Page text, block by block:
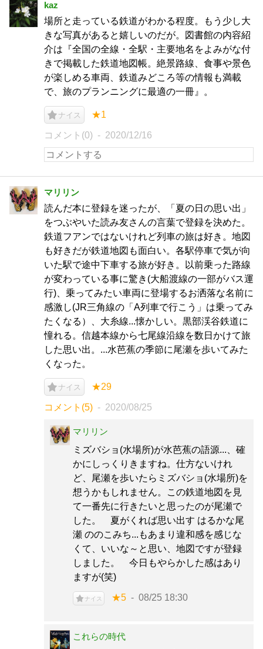
kaz
場所と走っている鉄道がわかる程度。もう少し大
きな写真があると嬉しいのだが。図書館の内容紹
介は『全国の全線・全駅・主要地名をよみがな付
きで掲載した鉄道地図帳。絶景路線、食事や景色
が楽しめる車両、鉄道みどころ等の情報も満載
で、旅のプランニングに最適の一冊』。
ナイス ★1
コメント(0) 2020/12/16
マリリン
読んだ本に登録を迷ったが、「夏の日の思い出」
をつぶやいた読み友さんの言葉で登録を決めた。
鉄道フアンではないけれど列車の旅は好き。地図
も好きだが鉄道地図も面白い。各駅停車で気が向
いた駅で途中下車する旅が好き。以前乗った路線
が変わっている事に驚き(大船渡線の一部がバス運
行)、乗ってみたい車両に登場するお洒落な名前に
感激し(JR三角線の「A列車で行こう」は乗ってみ
たくなる）、大糸線...懐かしい。黒部渓谷鉄道に
憧れる。信越本線から七尾線沿線を数日かけて旅
した思い出。...水芭蕉の季節に尾瀬を歩いてみた
くなった。
ナイス ★29
コメント(5) 2020/08/25
マリリン
ミズバショ(水場所)が水芭蕉の語源...、確
かにしっくりきますね。仕方ないけれ
ど、尾瀬を歩いたらミズバショ(水場所)を
想うかもしれません。この鉄道地図を見
て一番先に行きたいと思ったのが尾瀬で
した。 夏がくれば思い出す はるかな尾
瀬 ののこみち...もあまり違和感を感じな
くて、いいな～と思い、地図ですが登録
しました。 今日もやらかした感はあり
ますが(笑)
ナイス ★5 08/25 18:30
これらの時代